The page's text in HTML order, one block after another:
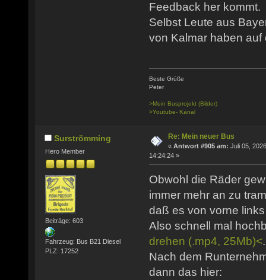
Feedback her kommt.
Selbst Leute aus
von Kalmar haben
Beste Grüße
Peter
>Mein Busprojekt (Bilder)
>Youtube- Kanal
Surströmming
Hero Member
Beiträge: 603
Fahrzeug: Bus B21 Diesel
PLZ: 17252
Re: Mein neuer Bus
« Antwort #905 am: Juli 05,
14:24:24 »
Obwohl die Räder
immer mehr an zu
daß es von vorne
Also schnell mal
drehen (.mp4, 25Mb)<
Nach dem
dann das hier: